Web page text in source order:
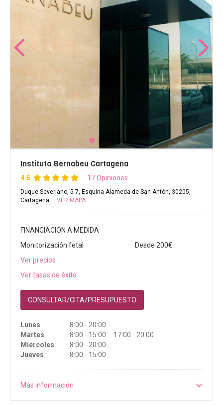
Instituto Bernabeu Cartagena
4.5 17 Opiniones
Duque Severiano, 5-7, Esquina Alameda de San Antón, 30205,
Cartagena
VER MAPA
FINANCIACIÓN A MEDIDA
Monitorización fetal
Desde 200€
Ver precios
Ver tasas de éxito
CONSULTAR/CITA/PRESUPUESTO
Lunes
8:00 - 20:00
Martes
8:00 - 15:00 17:00 - 20:00
Miércoles
8:00 - 20:00
Jueves
8:00 - 15:00
Más información